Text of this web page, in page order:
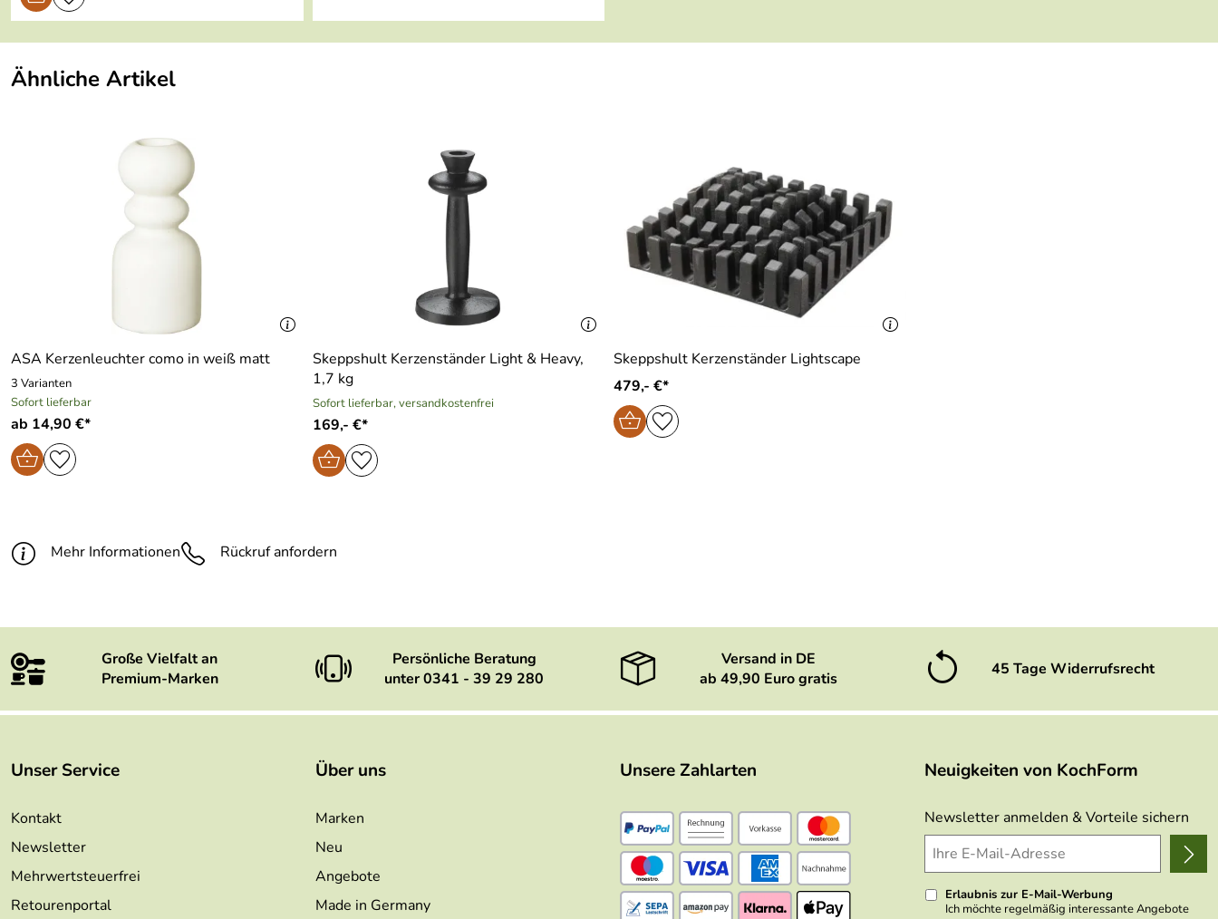
Ähnliche Artikel
ASA Kerzenleuchter como in weiß matt
3 Varianten
Sofort lieferbar
ab 14,90 €*
Skeppshult Kerzenständer Light & Heavy,
1,7 kg
Sofort lieferbar, versandkostenfrei
169,- €*
Skeppshult Kerzenständer Lightscape
479,- €*
Mehr Informationen Rückruf anfordern
Große Vielfalt an
Premium-Marken
Persönliche Beratung
unter 0341 - 39 29 280
Versand in DE
ab 49,90 Euro gratis
45 Tage Widerrufsrecht
Unser Service
Kontakt
Newsletter
Mehrwertsteuerfrei
Retourenportal
Über uns
Marken
Neu
Angebote
Made in Germany
Unsere Zahlarten Neuigkeiten von KochForm
Newsletter anmelden & Vorteile sichern
Erlaubnis zur E-Mail-Werbung
Ich möchte regelmäßig interessante Angebote